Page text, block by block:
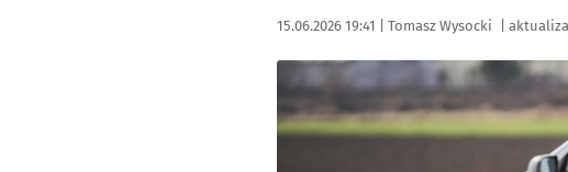
Data publikacji:
15.06.2026 19:41 | Autor:
Tomasz Wysocki
Kliknij, aby zobaczyć galerię